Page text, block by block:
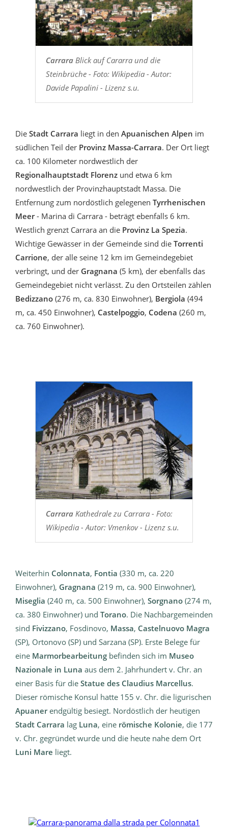
CarraraBlick auf Cararra und die
Steinbrüche - Foto: Wikipedia - Autor:
Davide Papalini - Lizenz s.u.
Die Stadt Carrara liegt in den Apuanischen Alpen im
südlichen Teil der Provinz Massa-Carrara. Der Ort liegt
ca. 100 Kilometer nordwestlich der
Regionalhauptstadt Florenz und etwa 6 km
nordwestlich der Provinzhauptstadt Massa. Die
Entfernung zum nordöstlich gelegenen Tyrrhenischen
Meer- Marina di Carrara - beträgt ebenfalls 6 km.
Westlich grenzt Carrara an die Provinz La Spezia.
Wichtige Gewässer in der Gemeinde sind die Torrenti
Carrione, der alle seine 12 km im Gemeindegebiet
verbringt, und der Gragnana (5 km), der ebenfalls das
Gemeindegebiet nicht verlässt. Zu den Ortsteilen zählen
Bedizzano (276 m, ca. 830 Einwohner), Bergiola (494
m, ca. 450 Einwohner), Castelpoggio, Codena (260 m,
ca. 760 Einwohner).
CarraraKathedrale zu Carrara - Foto:
Wikipedia - Autor: Vmenkov - Lizenz s.u.
Weiterhin Colonnata, Fontia (330 m, ca. 220
Einwohner), Gragnana (219 m, ca. 900 Einwohner),
Miseglia (240 m, ca. 500 Einwohner), Sorgnano (274 m,
ca. 380 Einwohner) und Torano. Die Nachbargemeinden
sind Fivizzano, Fosdinovo, Massa, Castelnuovo Magra
(SP), Ortonovo (SP) und Sarzana (SP). Erste Belege für
eine Marmorbearbeitung befinden sich im Museo
Nazionale in Luna aus dem 2. Jahrhundert v. Chr. an
einer Basis für die Statue des Claudius Marcellus.
Dieser römische Konsul hatte 155 v. Chr. die ligurischen
Apuanerendgültig besiegt. Nordöstlich der heutigen
Stadt Carrara lag Luna, eine römische Kolonie, die 177
v. Chr. gegründet wurde und die heute nahe dem Ort
Luni Mare liegt.